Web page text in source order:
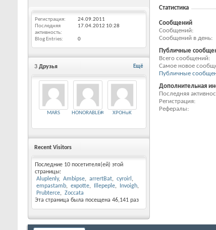
Регистрация
24.09.2011
Последняя
активность
17.04.2012 10:28
Blog Entries 0
Ещё
3 Друзья
MARS HONORABLE#GM XPOHuK
Recent Visitors
Последние 10 посетителя(ей) этой
страницы:
Aluplenly
Ambipse arrertBat
cyroirl
empastamb
expotte Illepeple
Invoigh
Prubterce
Zoccata
Эта страница была посещена 46,141 раз
Статистика
Сообщений
Сообщений
Сообщений в день
Публичные
Всего сообщений
Самое новое
Публичные
Дополнительная
Последняя
Регистрация
Рефералы